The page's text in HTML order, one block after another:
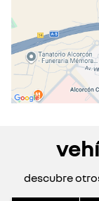
descubre